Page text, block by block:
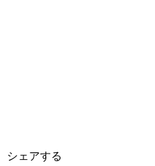
シェアする